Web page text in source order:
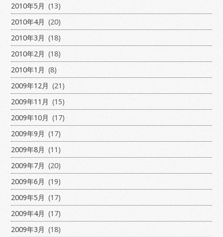
2010年5月 (13)
2010年4月 (20)
2010年3月 (18)
2010年2月 (18)
2010年1月 (8)
2009年12月 (21)
2009年11月 (15)
2009年10月 (17)
2009年9月 (17)
2009年8月 (11)
2009年7月 (20)
2009年6月 (19)
2009年5月 (17)
2009年4月 (17)
2009年3月 (18)